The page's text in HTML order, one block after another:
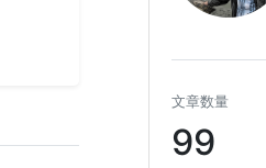
文章数量
99